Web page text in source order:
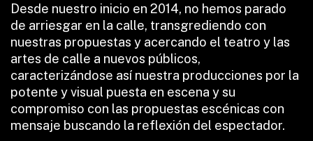
Desde nuestro inicio en 2014, no hemos parado
de arriesgar en la calle, transgrediendo con
nuestras propuestas y acercando el teatro y las
artes de calle a nuevos públicos,
caracterizándose así nuestra producciones por la
potente y visual puesta en escena y su
compromiso con las propuestas escénicas con
mensaje buscando la reflexión del espectador.